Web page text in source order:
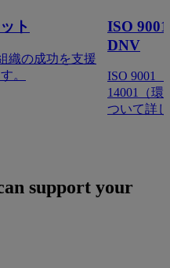
ト
織の成功を支援
。
ISO
DNV
ISO 9001
14001（
ついて詳
support your